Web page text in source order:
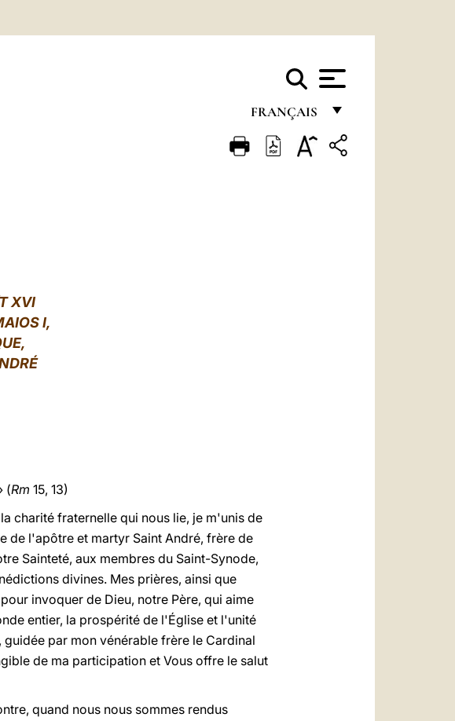
FRANÇAIS
FRANÇAIS
XVI
I,
(Rm 15, 13)
charité fraternelle qui nous lie, je m'unis de
de l'apôtre et martyr Saint André, frère de
Sainteté, aux membres du Saint-Synode,
divines. Mes prières, ainsi que
invoquer de Dieu, notre Père, qui aime
entier, la prospérité de l'Église et l'unité
par mon vénérable frère le Cardinal
de ma participation et Vous offre le salut
quand nous nous sommes rendus